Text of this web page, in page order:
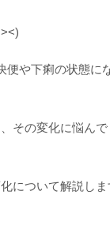
や下痢の状態に
その変化に悩んで
について解説し